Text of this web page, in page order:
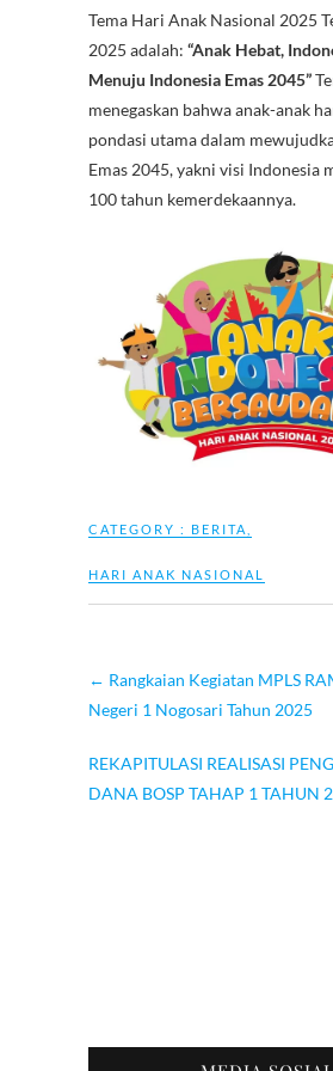
e
b
o
o
k
itt
er
at
s
A
p
p
er
es
t
Tema Hari Anak Nasional 2025
2025 adalah: “Anak Hebat,
Menuju Indonesia Emas 2045”
menegaskan bahwa anak-anak
pondasi utama dalam
Emas 2045, yakni visi Indonesia
100 tahun kemerdekaannya.
CATEGORY : BERITA
HARI ANAK NASIONAL
← Rangkaian Kegiatan MPLS
Negeri 1 Nogosari Tahun 2025
REKAPITULASI REALISASI
DANA BOSP TAHAP 1 TAHUN